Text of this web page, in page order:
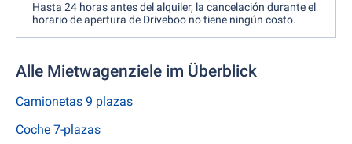
Hasta 24 horas antes del alquiler, la cancelación durante el
horario de apertura de Driveboo no tiene ningún costo.
Alle Mietwagenziele im Überblick
Camionetas 9 plazas
Coche 7-plazas